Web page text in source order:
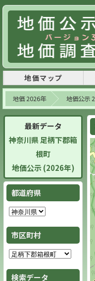
地価マップ
地価 2026年 地価公示
最新データ
神奈川県 足柄下郡箱
根町
地価公示 (2026年)
都道府県
市区町村
検索データ